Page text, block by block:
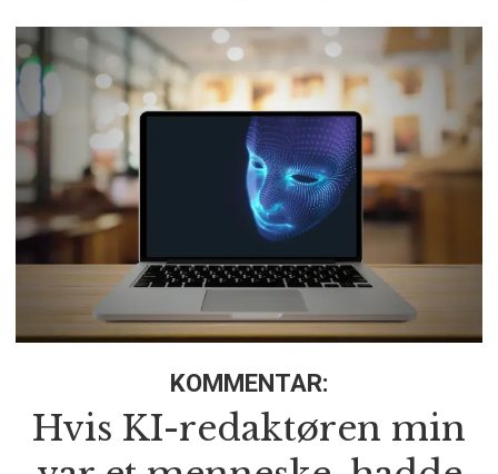
KOMMENTAR:
Hvis KI-redaktøren min